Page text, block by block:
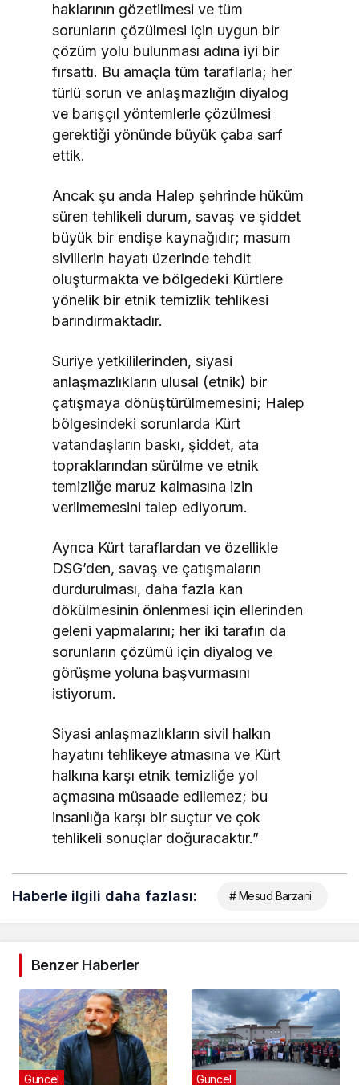
haklarının gözetilmesi ve tüm
sorunların çözülmesi için uygun bir
çözüm yolu bulunması adına iyi bir
fırsattı. Bu amaçla tüm taraflarla; her
türlü sorun ve anlaşmazlığın diyalog
ve barışçıl yöntemlerle çözülmesi
gerektiği yönünde büyük çaba sarf
ettik.
Ancak şu anda Halep şehrinde hüküm
süren tehlikeli durum, savaş ve şiddet
büyük bir endişe kaynağıdır; masum
sivillerin hayatı üzerinde tehdit
oluşturmakta ve bölgedeki Kürtlere
yönelik bir etnik temizlik tehlikesi
barındırmaktadır.
Suriye yetkililerinden, siyasi
anlaşmazlıkların ulusal (etnik) bir
çatışmaya dönüştürülmemesini; Halep
bölgesindeki sorunlarda Kürt
vatandaşların baskı, şiddet, ata
topraklarından sürülme ve etnik
temizliğe maruz kalmasına izin
verilmemesini talep ediyorum.
Ayrıca Kürt taraflardan ve özellikle
DSG’den, savaş ve çatışmaların
durdurulması, daha fazla kan
dökülmesinin önlenmesi için ellerinden
geleni yapmalarını; her iki tarafın da
sorunların çözümü için diyalog ve
görüşme yoluna başvurmasını
istiyorum.
Siyasi anlaşmazlıkların sivil halkın
hayatını tehlikeye atmasına ve Kürt
halkına karşı etnik temizliğe yol
açmasına müsaade edilemez; bu
insanlığa karşı bir suçtur ve çok
tehlikeli sonuçlar doğuracaktır.”
Haberle ilgili daha fazlası: # Mesud Barzani
Benzer Haberler
Güncel Güncel